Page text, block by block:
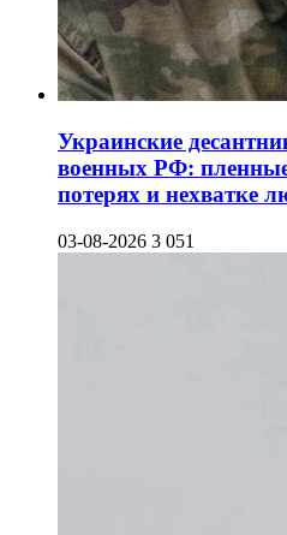
Украинские
военных РФ:
потерях и нехватке
03-08-2026 3 051